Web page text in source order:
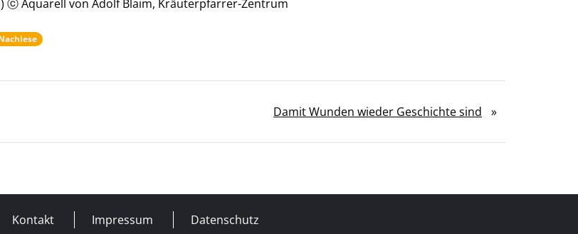
ⓒ Aquarell von Adolf Blaim, Kräuterpfarrer-Zentrum
Damit Wunden wieder Geschichte sind »
Kontakt Impressum Datenschutz